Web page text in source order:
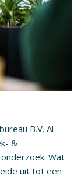
B.V. Al
&
Wat
uit tot een